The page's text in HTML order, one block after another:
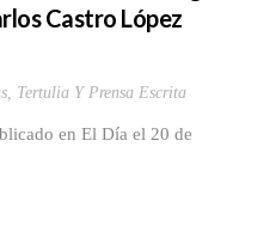
Castro López
, Tertulia Y Prensa Escrita
en El Día el 20 de